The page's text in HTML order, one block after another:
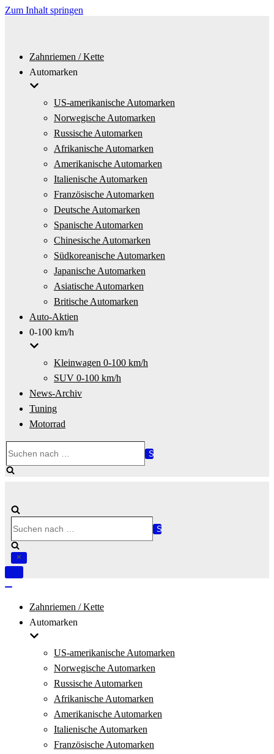
Zum Inhalt springen
Zahnriemen / Kette
Automarken
US-amerikanische Automarken
Norwegische Automarken
Russische Automarken
Afrikanische Automarken
Amerikanische Automarken
Italienische Automarken
Französische Automarken
Deutsche Automarken
Spanische Automarken
Chinesische Automarken
Südkoreanische Automarken
Japanische Automarken
Asiatische Automarken
Britische Automarken
Auto-Aktien
0-100 km/h
Kleinwagen 0-100 km/h
SUV 0-100 km/h
News-Archiv
Tuning
Motorrad
nach …
nach …
Navigation
Zahnriemen / Kette
Automarken
US-amerikanische Automarken
Norwegische Automarken
Russische Automarken
Afrikanische Automarken
Amerikanische Automarken
Italienische Automarken
Französische Automarken